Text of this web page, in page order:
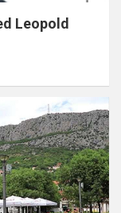
Leopold